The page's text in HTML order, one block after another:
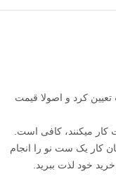
کرد و اصولا قیمت
میکنند، کافی است.
کار یک ست نو را انجام
خود لذت ببرید.